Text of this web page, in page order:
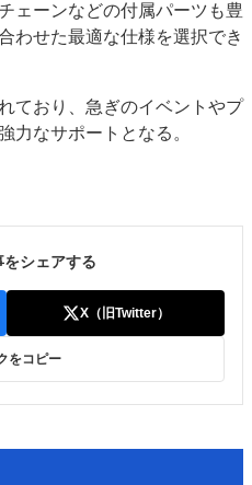
ェーンなどの付属パーツも豊
わせた最適な仕様を選択でき
ており、急ぎのイベントやプ
力なサポートとなる。
をシェアする
X（旧Twitter）
をコピー